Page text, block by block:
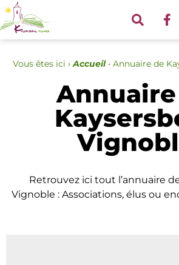
Vous êtes ici › Accueil• Annuaire de
Retrouvez ici tout l’annuaire
Vignoble : Associations, élus ou
Panneau de gestion des cookies